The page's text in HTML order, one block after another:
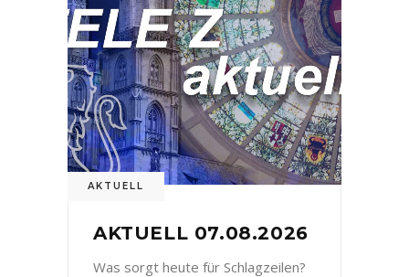
AKTUELL
AKTUELL 07.08.2026
Was sorgt heute für Schlagzeilen?